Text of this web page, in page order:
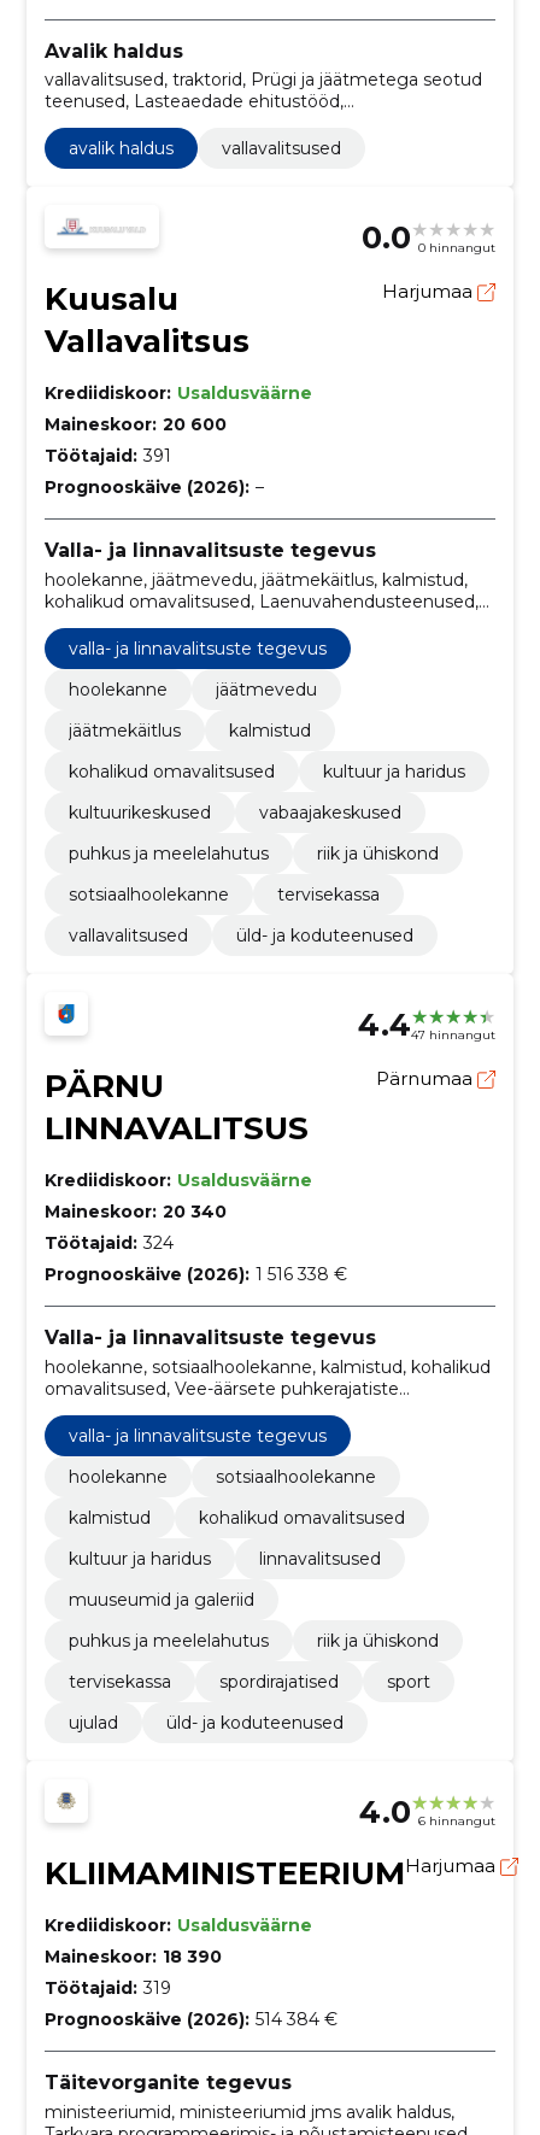
Avalik haldus
vallavalitsused, traktorid, Prügi ja jäätmetega seotud
teenused, Lasteaedade ehitustööd,
Veetransporditeenused, Teeehitustööd, Teetööd,
Linnaplaneerimis- ja maastikuarhitektuuriteenused,
Sotsiaalteenuste hoonete ehitustööd, Vaba ajaga,
avalik haldus vallavalitsused
0.0 0 hinnangut
Kuusalu
Vallavalitsus
Harjumaa
Krediidiskoor: Usaldusväärne
Maineskoor: 20 600
Töötajaid: 391
Prognooskäive (2026): –
Valla- ja linnavalitsuste tegevus
hoolekanne, jäätmevedu, jäätmekäitlus, kalmistud,
kohalikud omavalitsused, Laenuvahendusteenused,
kultuurikeskused, vabaajakeskused, vallavalitsused,
Tervisekassa
valla- ja linnavalitsuste tegevus
hoolekanne
jäätmevedu
jäätmekäitlus
kalmistud
kohalikud omavalitsused
kultuur ja haridus
kultuurikeskused
vabaajakeskused
puhkus ja meelelahutus
riik ja ühiskond
sotsiaalhoolekanne
tervisekassa
vallavalitsused
üld- ja koduteenused
4.447 hinnangut
PÄRNU
LINNAVALITSUS
Pärnumaa
Krediidiskoor: Usaldusväärne
Maineskoor: 20 340
Töötajaid: 324
Prognooskäive (2026): 1 516 338 €
Valla- ja linnavalitsuste tegevus
hoolekanne, sotsiaalhoolekanne, kalmistud, kohalikud
omavalitsused, Vee-äärsete puhkerajatiste
ehitustööd, linnavalitsused, muuseumid ja galeriid,
ujulad, sport, Tervisekassa
valla- ja linnavalitsuste tegevus
hoolekanne
sotsiaalhoolekanne
kalmistud
kohalikud omavalitsused
kultuur ja haridus
linnavalitsused
muuseumid ja galeriid
puhkus ja meelelahutus
riik ja ühiskond
tervisekassa
spordirajatised
sport
ujulad
üld- ja koduteenused
4.0 6 hinnangut
KLIIMAMINISTEERIUMHarjumaa
Krediidiskoor: Usaldusväärne
Maineskoor: 18 390
Töötajaid: 319
Prognooskäive (2026): 514 384 €
Täitevorganite tegevus
ministeeriumid, ministeeriumid jms avalik haldus,